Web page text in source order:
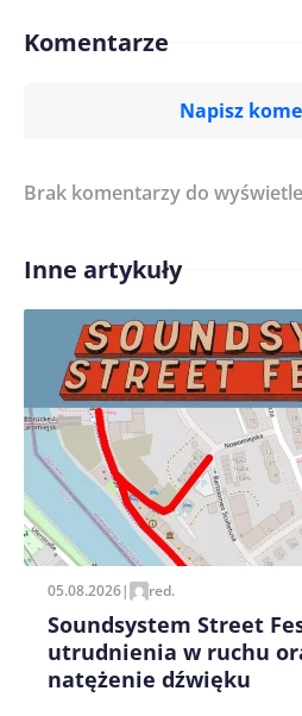
Komentarze
Napisz
Treść komentarza*
Imię/ Nick*
Zapamiętaj moje dane w
pisania kolejnych
Brak komentarzy do
Inne artykuły
05.08.2026| red.
Soundsystem Street
utrudnienia w ruchu
natężenie dźwięku